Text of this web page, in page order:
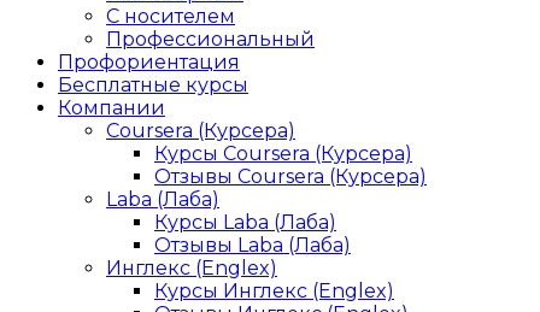
С носителем
Профессиональный
Профориентация
Бесплатные курсы
Компании
Coursera (Курсера)
Курсы Coursera (Курсера)
Отзывы Coursera (Курсера)
Laba (Лаба)
Курсы Laba (Лаба)
Отзывы Laba (Лаба)
Инглекс (Englex)
Курсы Инглекс (Englex)